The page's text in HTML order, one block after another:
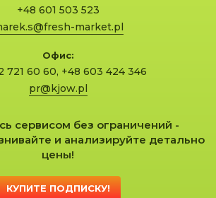
+48 601 503 523
market.pl
Офис:
721 60 60, +48 603 424 346
pr@kjow.pl
сервисом без ограничений -
и анализируйте детально
цены!
КУПИТЕ ПОДПИСКУ!